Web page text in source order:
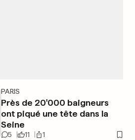
PARIS
Près de 20'000 baigneurs
ont piqué une tête dans la
Seine
5 11 1